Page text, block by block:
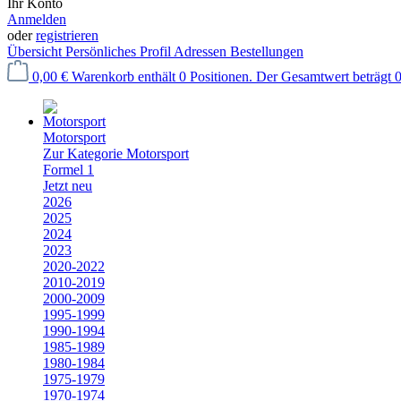
Ihr Konto
Anmelden
oderregistrieren
Übersicht Persönliches Profil Adressen Bestellungen
0,00 € Warenkorb enthält 0 Positionen. Der Gesamtwert beträgt
Motorsport
Zur Kategorie Motorsport
Formel 1
Jetzt neu
2026
2025
2024
2023
2020-2022
2010-2019
2000-2009
1995-1999
1990-1994
1985-1989
1980-1984
1975-1979
1970-1974